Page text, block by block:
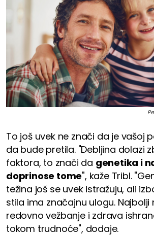
To još uvek ne znači da je vašoj
da bude pretila. "Debljina dolazi
faktora, to znači da genetika i
doprinose tome", kaže Tribl.
težina još se uvek istražuju, ali
stila ima značajnu ulogu. Najbolji
redovno vežbanje i zdrava
tokom trudnoće", dodaje.